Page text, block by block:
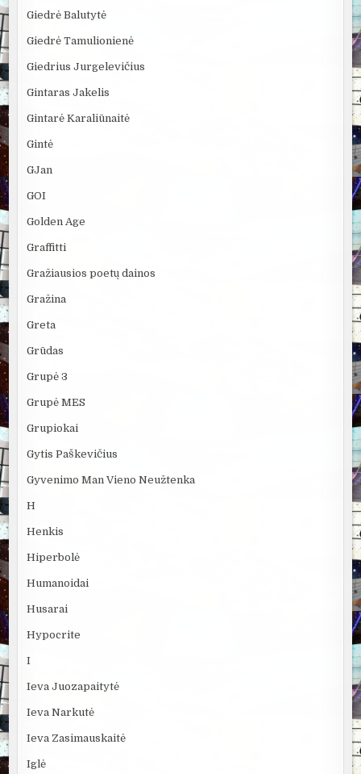
Giedrė Balutytė
Giedrė Tamulionienė
Giedrius Jurgelevičius
Gintaras Jakelis
Gintarė Karaliūnaitė
Gintė
GJan
GOI
Golden Age
Graffitti
Gražiausios poetų dainos
Gražina
Greta
Grūdas
Grupė 3
Grupė MES
Grupiokai
Gytis Paškevičius
Gyvenimo Man Vieno Neužtenka
H
Henkis
Hiperbolė
Humanoidai
Husarai
Hypocrite
I
Ieva Juozapaitytė
Ieva Narkutė
Ieva Zasimauskaitė
Iglė